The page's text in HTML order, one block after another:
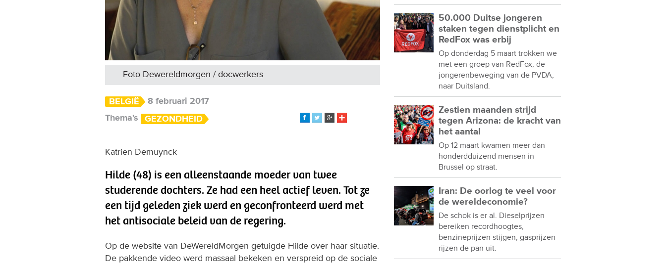
Foto Dewereldmorgen / docwerkers
BELGIË
8 februari 2017
Thema's
GEZONDHEID
Katrien Demuynck
Hilde (48) is een alleenstaande moeder van twee
studerende dochters. Ze had een heel actief leven. Tot ze
een tijd geleden ziek werd en geconfronteerd werd met
het antisociale beleid van de regering.
Op de website van DeWereldMorgen getuigde Hilde over haar situatie.
De pakkende video werd massaal bekeken en verspreid op de sociale
50.000 Duitse jongeren
staken tegen dienstplicht en
RedFox was erbij
Op donderdag 5 maart trokken we
met een groep van RedFox, de
jongerenbeweging van de PVDA,
naar Duitsland.
Zestien maanden strijd
tegen Arizona: de kracht van
het aantal
Op 12 maart kwamen meer dan
honderdduizend mensen in
Brussel op straat.
Iran: De oorlog te veel voor
de wereldeconomie?
De schok is er al. Dieselprijzen
bereiken recordhoogtes,
benzineprijzen stijgen, gasprijzen
rijzen de pan uit.